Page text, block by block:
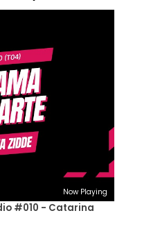
Now Playing
#010 - Catarina